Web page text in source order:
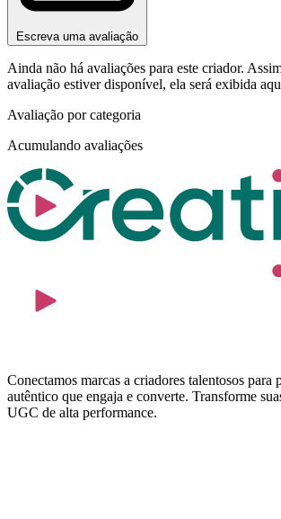
Escreva uma avaliação
Ainda não há avaliações para este criador.
avaliação estiver disponível, ela será exibida
Avaliação por categoria
Acumulando avaliações
Conectamos marcas a criadores talentosos para
autêntico que engaja e converte. Transforme
UGC de alta performance.